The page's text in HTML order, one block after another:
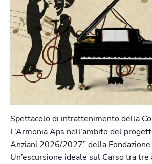
Spettacolo di intrattenimento della
L’Armonia Aps nell’ambito del
Anziani 2026/2027” della
Un’escursione ideale sul Carso tra tre